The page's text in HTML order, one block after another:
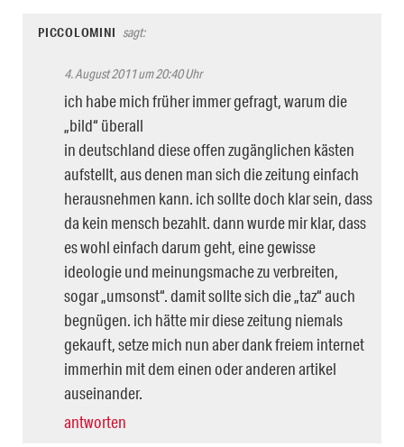
PICCOLOMINI sagt:
4. August 2011 um 20:40 Uhr
ich habe mich früher immer gefragt, warum die
„bild“ überall
in deutschland diese offen zugänglichen kästen
aufstellt, aus denen man sich die zeitung einfach
herausnehmen kann. ich sollte doch klar sein, dass
da kein mensch bezahlt. dann wurde mir klar, dass
es wohl einfach darum geht, eine gewisse
ideologie und meinungsmache zu verbreiten,
sogar „umsonst“. damit sollte sich die „taz“ auch
begnügen. ich hätte mir diese zeitung niemals
gekauft, setze mich nun aber dank freiem internet
immerhin mit dem einen oder anderen artikel
auseinander.
antworten